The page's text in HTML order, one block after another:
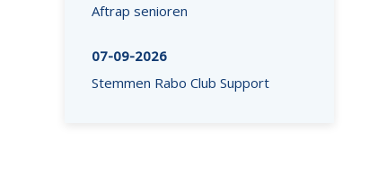
Aftrap senioren
07-09-2026
Stemmen Rabo Club Support